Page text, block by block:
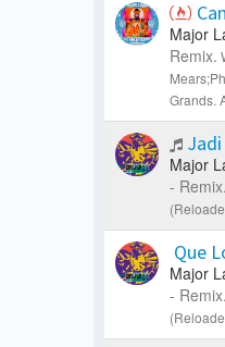
Major
Remix.
Grands.
Major
- Remix.
Que
Major
- Remix.